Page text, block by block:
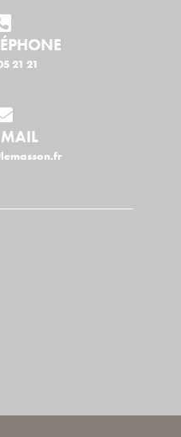
21 21